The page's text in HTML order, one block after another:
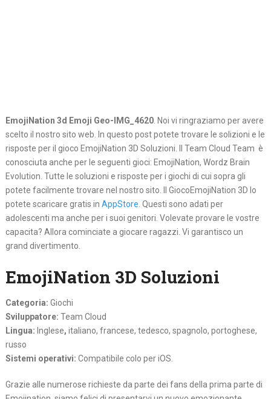
EmojiNation 3d Emoji Geo-IMG_4620. Noi vi ringraziamo per avere
scelto il nostro sito web. In questo post potete trovare le solizioni e le
risposte per il gioco EmojiNation 3D Soluzioni. Il Team Cloud Team è
conosciuta anche per le seguenti gioci: EmojiNation, Wordz Brain
Evolution. Tutte le soluzioni e risposte per i giochi di cui sopra gli
potete facilmente trovare nel nostro sito. Il GiocoEmojiNation 3D lo
potete scaricare gratis in AppStore. Questi sono adati per
adolescenti ma anche per i suoi genitori. Volevate provare le vostre
capacita? Allora cominciate a giocare ragazzi. Vi garantisco un
grand divertimento.
EmojiNation 3D Soluzioni
Categoria: Giochi
Sviluppatore: Team Cloud
Lingua: Inglese, italiano, francese, tedesco, spagnolo, portoghese,
russo
Sistemi operativi: Compatibile colo per iOS.
Grazie alle numerose richieste da parte dei fans della prima parte di